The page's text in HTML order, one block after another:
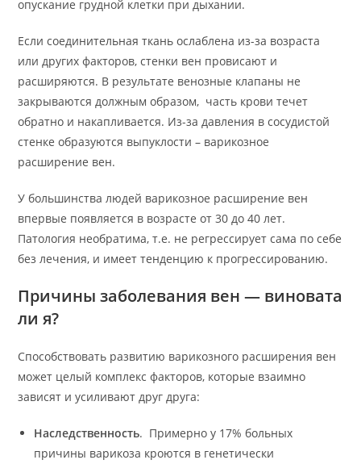
опускание грудной клетки при дыхании.
Если соединительная ткань ослаблена из-за возраста
или других факторов, стенки вен провисают и
расширяются. В результате венозные клапаны не
закрываются должным образом, часть крови течет
обратно и накапливается. Из-за давления в сосудистой
стенке образуются выпуклости – варикозное
расширение вен.
У большинства людей варикозное расширение вен
впервые появляется в возрасте от 30 до 40 лет.
Патология необратима, т.е. не регрессирует сама по себе
без лечения, и имеет тенденцию к прогрессированию.
Причины заболевания вен — виновата
ли я?
Способствовать развитию варикозного расширения вен
может целый комплекс факторов, которые взаимно
зависят и усиливают друг друга:
Наследственность. Примерно у 17% больных
причины варикоза кроются в генетически